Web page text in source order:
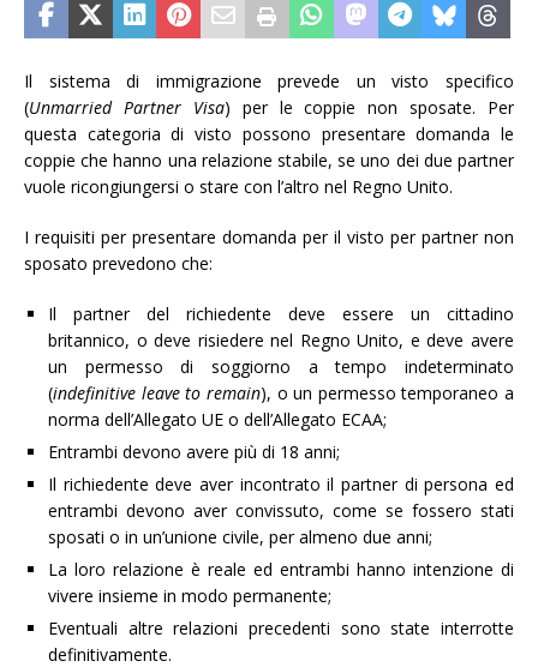
Il sistema di immigrazione prevede un visto specifico
(Unmarried Partner Visa) per le coppie non sposate. Per
questa categoria di visto possono presentare domanda le
coppie che hanno una relazione stabile, se uno dei due partner
vuole ricongiungersi o stare con l’altro nel Regno Unito.
I requisiti per presentare domanda per il visto per partner non
sposato prevedono che:
Il partner del richiedente deve essere un cittadino
britannico, o deve risiedere nel Regno Unito, e deve avere
un permesso di soggiorno a tempo indeterminato
(indefinitive leave to remain), o un permesso temporaneo a
norma dell’Allegato UE o dell’Allegato ECAA;
Entrambi devono avere più di 18 anni;
Il richiedente deve aver incontrato il partner di persona ed
entrambi devono aver convissuto, come se fossero stati
sposati o in un’unione civile, per almeno due anni;
La loro relazione è reale ed entrambi hanno intenzione di
vivere insieme in modo permanente;
Eventuali altre relazioni precedenti sono state interrotte
definitivamente.